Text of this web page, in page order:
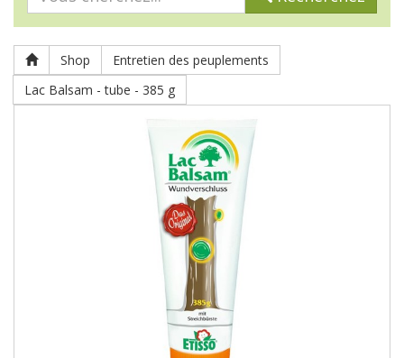
Shop
Entretien des peuplements
Lac Balsam - tube - 385 g